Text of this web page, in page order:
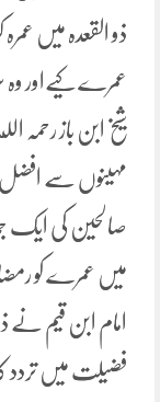
ذو القعدہ میں
عمرے کیےاور وہ
شیخ ابن باز رحمہ
مہینوں سے
صالحین کی ایک
میں عمرے کو
امام ابن قیم نے
فضیلت میں تردد